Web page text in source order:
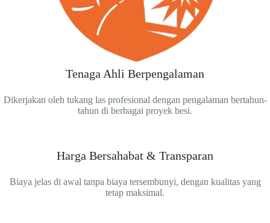
Tenaga Ahli Berpengalaman
Dikerjakan oleh tukang las profesional dengan pengalaman bertahun-
tahun di berbagai proyek besi.
Harga Bersahabat & Transparan
Biaya jelas di awal tanpa biaya tersembunyi, dengan kualitas yang
tetap maksimal.